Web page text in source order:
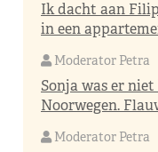
Ik dacht aan
in een
Moderator Petra
Sonja was er
Noorwegen.
Moderator Petra